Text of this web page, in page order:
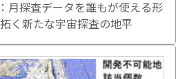
月探査データを誰もが使える形
く新たな宇宙探査の地平